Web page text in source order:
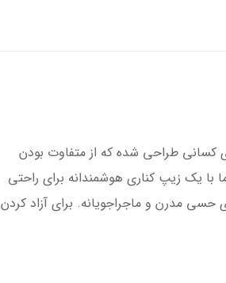
کسانی طراحی شده که از متفاوت بودن
با یک زیپ کناری هوشمندانه برای راحتی
حسی مدرن و ماجراجویانه. برای آزاد کردن